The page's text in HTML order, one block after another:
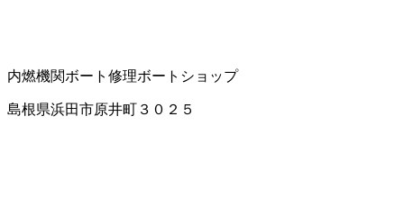
内燃機関ボート修理ボートショップ
島根県浜田市原井町３０２５